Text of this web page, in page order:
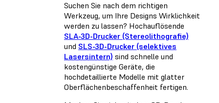
Suchen Sie nach dem richtigen
Werkzeug, um Ihre Designs Wirklichkeit
werden zu lassen? Hochauflösende
SLA-3D-Drucker (Stereolithografie)
und SLS-3D-Drucker (selektives
Lasersintern) sind schnelle und
kostengünstige Geräte, die
hochdetaillierte Modelle mit glatter
Oberflächenbeschaffenheit fertigen.